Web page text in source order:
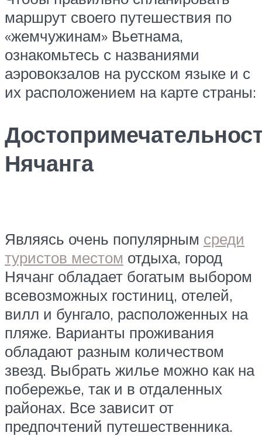
маршрут своего путешествия по
«жемчужинам» Вьетнама,
ознакомьтесь с названиями
аэровокзалов на русском языке и с
их расположением на карте страны:
Нячанга
Являясь очень популярным среди
туристов местом отдыха, город
Нячанг обладает богатым выбором
всевозможных гостиниц, отелей,
вилл и бунгало, расположенных на
пляже. Варианты проживания
обладают разным количеством
звезд. Выбрать жилье можно как на
побережье, так и в отдаленных
районах. Все зависит от
предпочтений путешественника.